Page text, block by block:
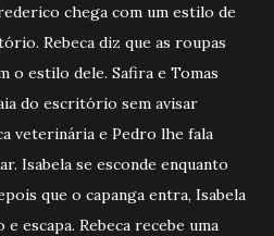
chega com um estilo de
Rebeca diz que as roupas
o estilo dele. Safira e Tomas
do escritório sem avisar
veterinária e Pedro lhe fala
Isabela se esconde enquanto
que o capanga entra, Isabela
escapa. Rebeca recebe uma